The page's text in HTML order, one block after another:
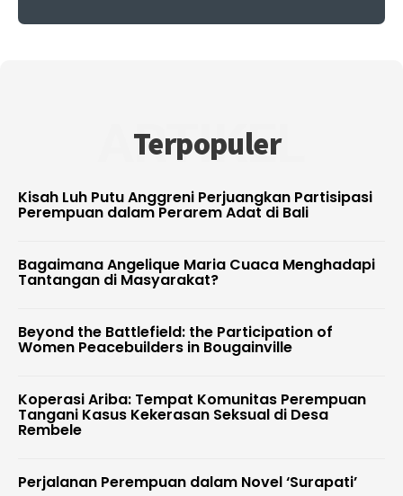
Terpopuler
ARTIKEL
Kisah Luh Putu Anggreni Perjuangkan Partisipasi
Perempuan dalam Perarem Adat di Bali
Bagaimana Angelique Maria Cuaca Menghadapi
Tantangan di Masyarakat?
Beyond the Battlefield: the Participation of
Women Peacebuilders in Bougainville
Koperasi Ariba: Tempat Komunitas Perempuan
Tangani Kasus Kekerasan Seksual di Desa
Rembele
Perjalanan Perempuan dalam Novel ‘Surapati’